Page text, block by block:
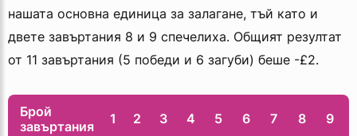
нашата основна единица за залагане, тъй като и
двете завъртания 8 и 9 спечелиха. Общият резултат
от 11 завъртания (5 победи и 6 загуби) беше -£2.
Брой
завъртания
1 2 3 4 5 6 7 8 9